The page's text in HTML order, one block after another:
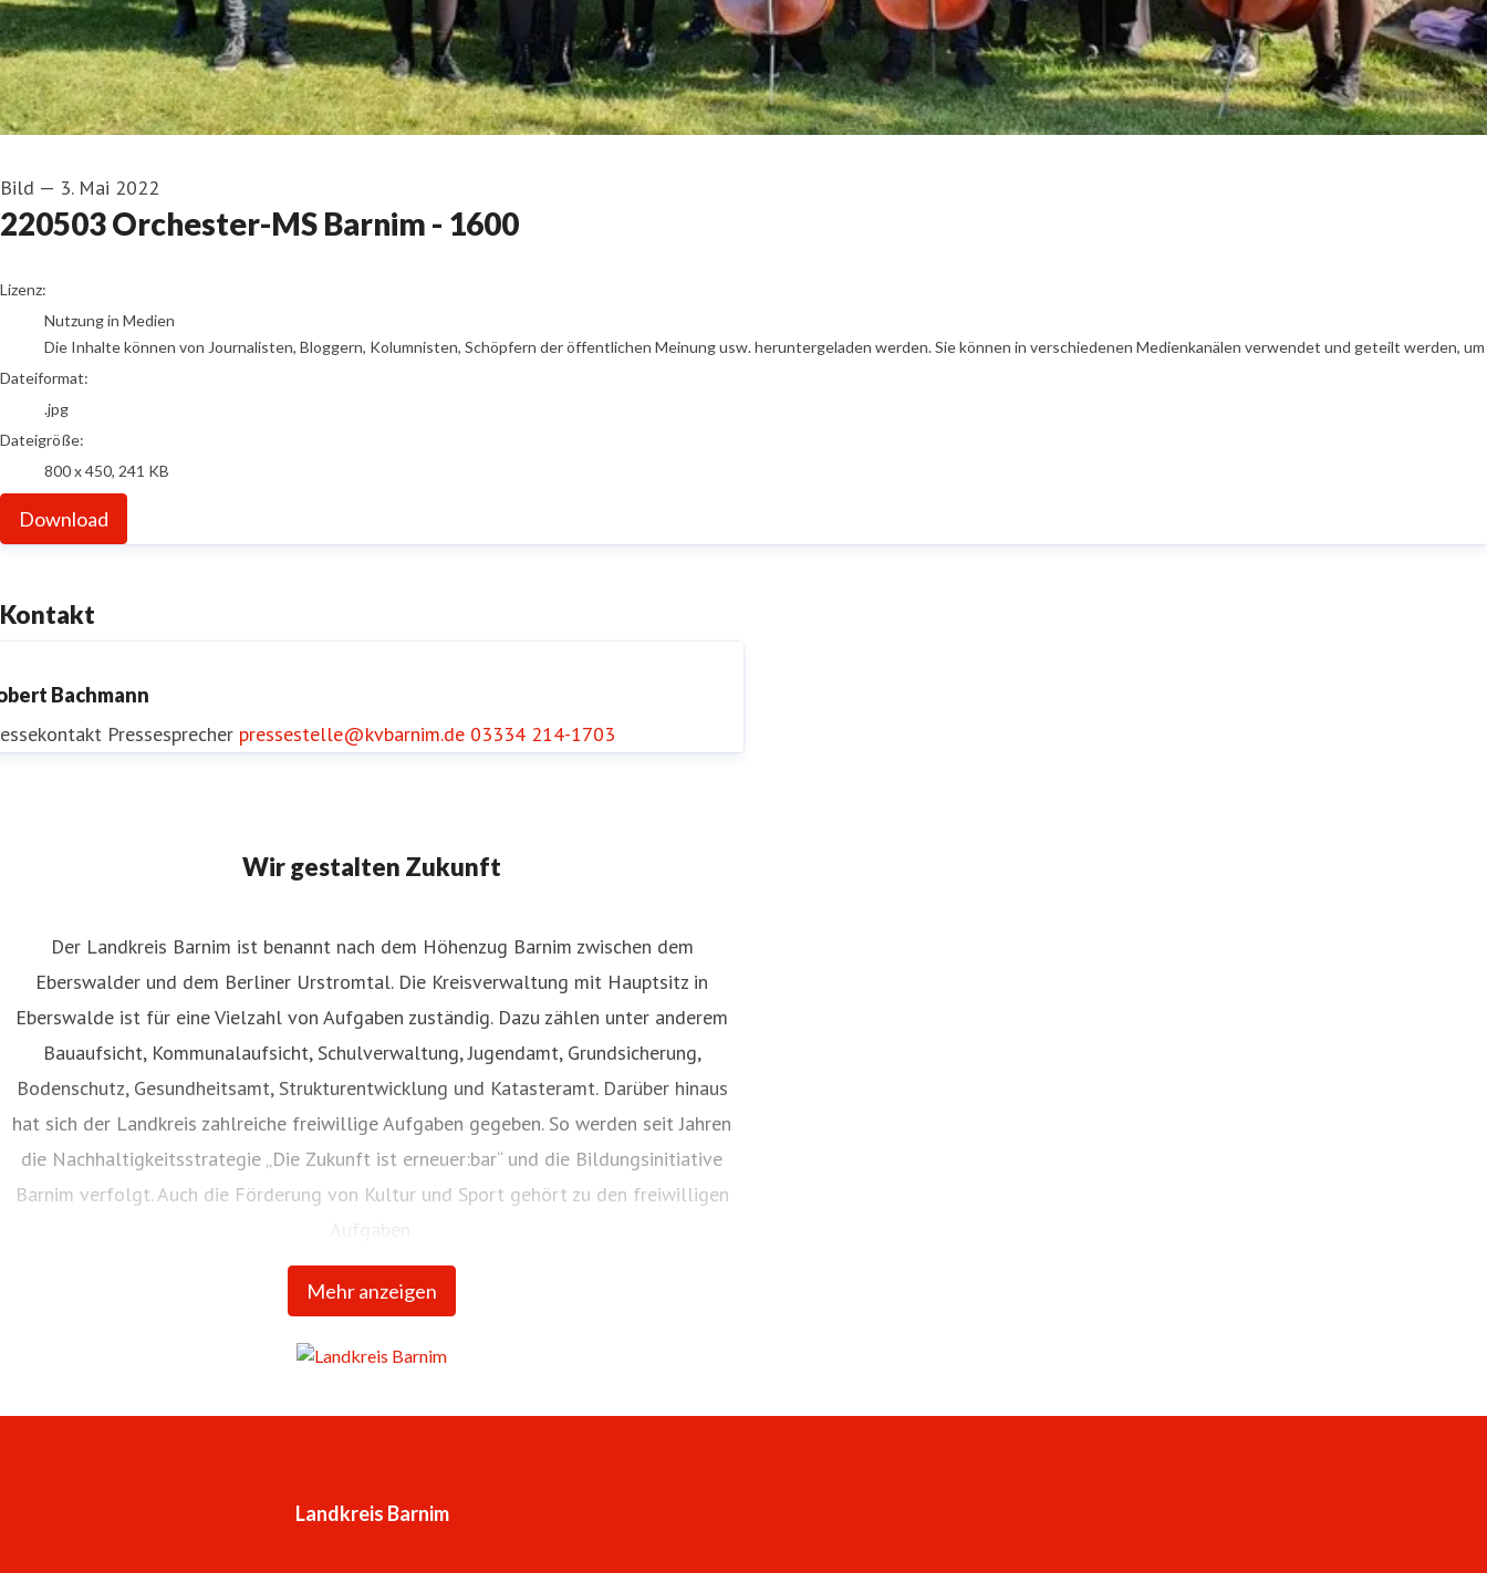
Bild — 3. Mai 2022
220503 Orchester-MS Barnim - 1600
go to media item
Lizenz:
Nutzung in Medien
Die Inhalte können von Journalisten, Bloggern, Kolumnisten, Schöpfern der öffentlichen Meinung usw. heruntergeladen werden. Sie können in verschiedenen Medienkanälen verwendet und geteilt
Dateiformat:
.jpg
Dateigröße:
800 x 450, 241 KB
Download
Kontakt
Bachmann
Pressesprecher pressestelle@kvbarnim.de 03334 214-1703
Wir gestalten Zukunft
Mehr anzeigen
Der Landkreis Barnim ist benannt nach dem Höhenzug Barnim zwischen dem
Eberswalder und dem Berliner Urstromtal. Die Kreisverwaltung mit Hauptsitz in
Eberswalde ist für eine Vielzahl von Aufgaben zuständig. Dazu zählen unter anderem
Bauaufsicht, Kommunalaufsicht, Schulverwaltung, Jugendamt, Grundsicherung,
Bodenschutz, Gesundheitsamt, Strukturentwicklung und Katasteramt. Darüber hinaus
hat sich der Landkreis zahlreiche freiwillige Aufgaben gegeben. So werden seit Jahren
die Nachhaltigkeitsstrategie „Die Zukunft ist erneuer:bar“ und die Bildungsinitiative
Barnim verfolgt. Auch die Förderung von Kultur und Sport gehört zu den freiwilligen
Aufgaben.
Landkreis Barnim